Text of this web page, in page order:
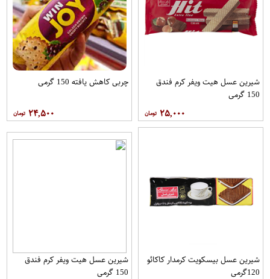
شیرین عسل هیت ویفر کرم فندق
150 گرمی
۲۵,۰۰۰
چربی کاهش یافته 150 گرمی
۲۴,۵۰۰
شیرین عسل بیسکویت کرمدار کاکائو
120گرمی
شیرین عسل هیت ویفر کرم فندق
150 گرمی